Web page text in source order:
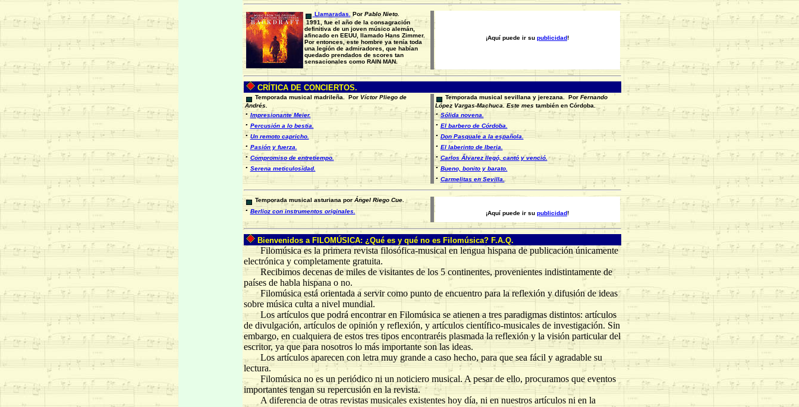
Llamaradas. PorPablo Nieto.
1991, fue el año de la consagración
definitiva de un joven músico alemán,
afincado en EEUU, llamado Hans Zimmer.
Por entonces, este hombre ya tenía toda
una legión de admiradores, que habían
quedado prendados de scores tan
sensacionales como RAIN MAN.
¡Aquí puede ir su publicidad!
CRÍTICA DE CONCIERTOS.
Temporada musical madrileña. PorVíctor Pliego de
Andrés.
· Impresionante Meier.
· Percusión a lo bestia.
·Un remoto capricho.
· Pasión y fuerza.
· Compromiso de entretiempo.
· Serena meticulosidad.
Temporada musical sevillana y jerezana. PorFernando
López Vargas-Machuca. Este mes también en Córdoba.
·Sólida novena.
· El barbero de Córdoba.
· Don Pasquale a la española.
· El laberinto de Iberia.
· Carlos Álvarez llegó, cantó y venció.
·Bueno, bonito y barato.
· Carmelitas en Sevilla.
Temporada musical asturiana porÁngel Riego Cue.
· Berlioz con instrumentos originales. ¡Aquí puede ir su publicidad!
Bienvenidos a FILOMÚSICA: ¿Qué es y qué no es Filomúsica? F.A.Q.
Filomúsica es la primera revista filosófica-musical en lengua hispana de publicación únicamente
electrónica y completamente gratuita.
Recibimos decenas de miles de visitantes de los 5 continentes, provenientes indistintamente de
países de habla hispana o no.
Filomúsica está orientada a servir como punto de encuentro para la reflexión y difusión de ideas
sobre música culta a nivel mundial.
Los artículos que podrá encontrar en Filomúsica se atienen a tres paradigmas distintos: artículos
de divulgación, artículos de opinión y reflexión, y artículos científico-musicales de investigación. Sin
embargo, en cualquiera de estos tres tipos encontraréis plasmada la reflexión y la visión particular del
escritor, ya que para nosotros lo más importante son las ideas.
Los artículos aparecen con letra muy grande a caso hecho, para que sea fácil y agradable su
lectura.
Filomúsica no es un periódico ni un noticiero musical. A pesar de ello, procuramos que eventos
importantes tengan su repercusión en la revista.
A diferencia de otras revistas musicales existentes hoy día, ni en nuestros artículos ni en la